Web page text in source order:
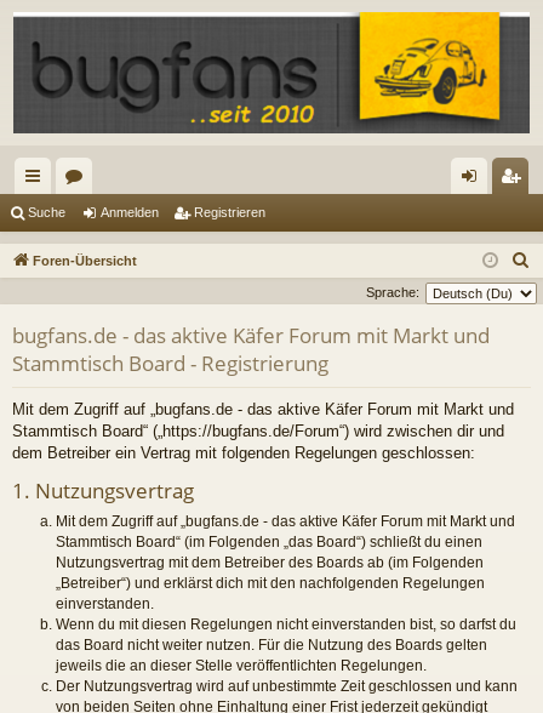
ch
ne
riff
en m
el
ist
rie
Suche Anmelden Registrieren
Foren-Übersicht
u
Sprache:
bugfans.de - das aktive Käfer Forum mit Markt und
Stammtisch Board - Registrierung
Mit dem Zugriff auf „bugfans.de - das aktive Käfer Forum mit Markt und
Stammtisch Board“ („https://bugfans.de/Forum“) wird zwischen dir und
dem Betreiber ein Vertrag mit folgenden Regelungen geschlossen:
1. Nutzungsvertrag
Mit dem Zugriff auf „bugfans.de - das aktive Käfer Forum mit Markt und
Stammtisch Board“ (im Folgenden „das Board“) schließt du einen
Nutzungsvertrag mit dem Betreiber des Boards ab (im Folgenden
„Betreiber“) und erklärst dich mit den nachfolgenden Regelungen
einverstanden.
Wenn du mit diesen Regelungen nicht einverstanden bist, so darfst du
das Board nicht weiter nutzen. Für die Nutzung des Boards gelten
jeweils die an dieser Stelle veröffentlichten Regelungen.
Der Nutzungsvertrag wird auf unbestimmte Zeit geschlossen und kann
von beiden Seiten ohne Einhaltung einer Frist jederzeit gekündigt